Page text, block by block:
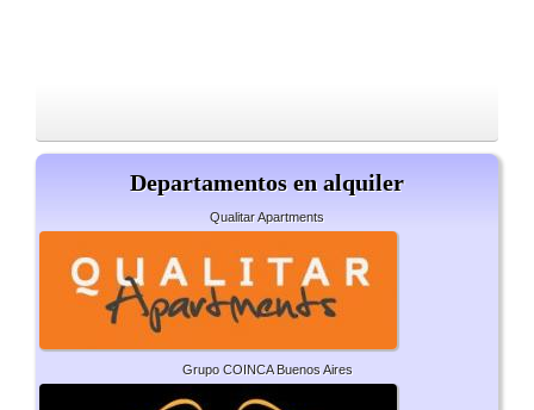
Departamentos en alquiler
Qualitar Apartments
Grupo COINCA Buenos Aires